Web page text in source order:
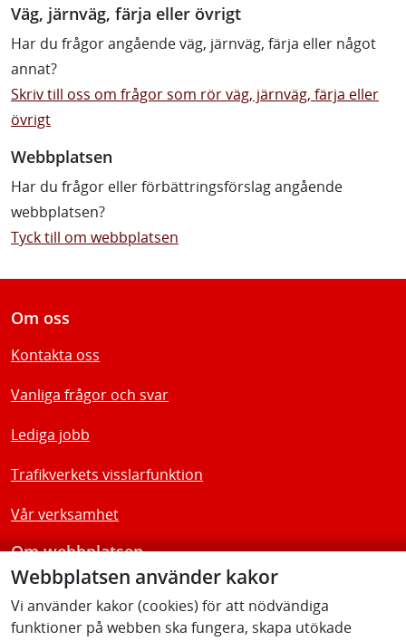
Webbplatsen använder kakor
Vi använder kakor (cookies) för att nödvändiga
funktioner på webben ska fungera, skapa utökade
Väg, järnväg, färja eller övrigt
Har du frågor angående väg, järnväg, färja eller något
annat?
Skriv till oss om frågor som rör väg, järnväg, färja eller
övrigt
Webbplatsen
Har du frågor eller förbättringsförslag angående
webbplatsen?
Tyck till om webbplatsen
Om oss
Kontakta oss
Vanliga frågor och svar
Lediga jobb
Trafikverkets visslarfunktion
Vår verksamhet
Om webbplatsen
Tillgänglighetsredogörelse